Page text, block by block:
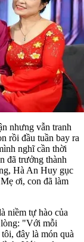
nhưng vẫn tranh
rồi đầu tuần bay ra
nghĩ cần thời
đã trưởng thành
Hà An Huy gục
ơi, con đã làm
niềm tự hào của
"Với mỗi
đây là món quà